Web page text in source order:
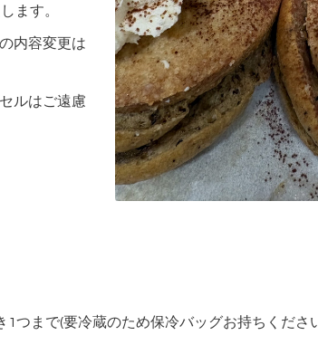
ます。
内容変更は
ルはご遠慮
つまで(要冷蔵のため保冷バッグお持ちくださ